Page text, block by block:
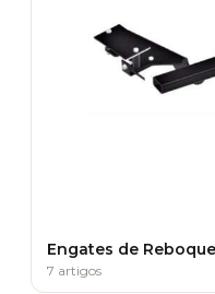
Engates de Reboque
7 artigos